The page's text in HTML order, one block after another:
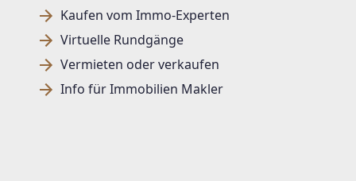
Kaufen vom Immo-Experten
Virtuelle Rundgänge
Vermieten oder verkaufen
Info für Immobilien Makler